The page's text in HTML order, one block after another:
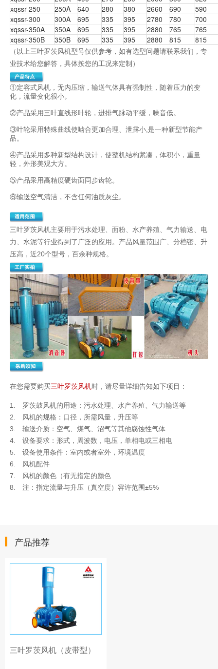
xqssr-250
250A 640 280 380 2660 690
590
xqssr-300
300A 695 335 395 2780 780
700
xqssr-350A
350A 695 335 395 2880 765
765
xqssr-350B
350B 695 335 395 2880 815 815
（ 以上三叶罗茨风机型号仅供参考，如有选型问题请联系我们，专
业技术给您解答，具体按您的工况来定制 ）
①定容式风机，无内压缩，输送气体具有强制性，随着压力的变
化，流量变化很小。
②产品采用三叶直线形叶轮，进排气脉动平缓，噪音低。
③叶轮采用特殊曲线使啮合更加合理、泄露小,是一种新型节能产
品。
④产品采用多种新型结构设计，使整机结构紧凑，体积小，重量
轻，外形美观大方。
⑤产品采用高精度硬齿面同步齿轮。
⑥输送空气清洁，不含任何油质灰尘。
三叶罗茨风机主要用于污水处理、面粉、水产养殖、气力输送、电
力、水泥等行业得到了广泛的应用。产品风量范围广、分档密、升
压高，近20个型号，百余种规格。
在您需要购买三叶罗茨风机时，请尽量详细告知如下项目：
1. 罗茨鼓风机的用途：污水处理、水产养殖、气力输送等
2. 风机的规格：口径，所需风量，升压等
3. 输送介质：空气、煤气、沼气等其他腐蚀性气体
4. 设备要求：形式，周波数，电压，单相电或三相电
5. 设备使用条件：室内或者室外，环境温度
6. 风机配件
7. 风机的颜色（有无指定的颜色
8. 注：指定流量与升压（真空度）容许范围±5%
产品推荐
三叶罗茨风机（皮带型）